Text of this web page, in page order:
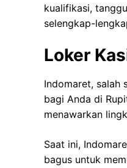
kualifikasi,
selengkap-
Loker
Indomaret, salah
bagi Anda di
menawarkan
Saat ini,
bagus untuk